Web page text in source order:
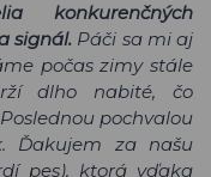
konkurenčných
signál. Páči sa mi aj
počas zimy stále
dlho nabité, čo
pochvalou
Ďakujem za našu
pes), ktorá vďaka